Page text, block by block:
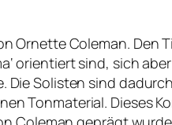
Ornette Coleman.
orientiert sind, sich
Solisten sind
Tonmaterial. Dieses